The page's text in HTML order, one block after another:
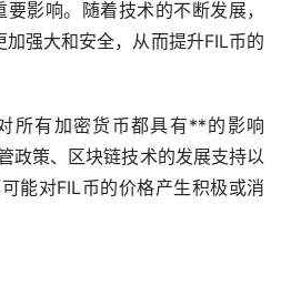
影响。随着技术的不断发展，
强大和安全，从而提升FIL币的
所有加密货币都具有**的影响
政策、区块链技术的发展支持以
能对FIL币的价格产生积极或消